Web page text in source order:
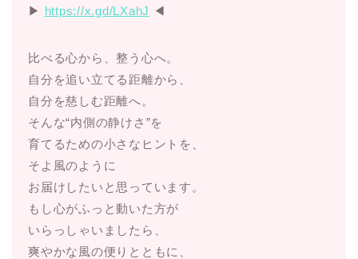
▶︎ https://x.gd/LXahJ ◀︎
比べる心から、整う心へ。
自分を追い立てる距離から、
自分を慈しむ距離へ。
そんな“内側の静けさ”を
育てるための小さなヒントを、
そよ風のように
お届けしたいと思っています。
もし心がふっと動いた方が
いらっしゃいましたら、
爽やかな風の便りとともに、